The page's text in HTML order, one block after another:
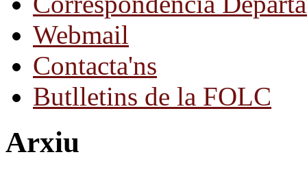
Webmail
Contacta'ns
Butlletins de la FOLC
Arxiu